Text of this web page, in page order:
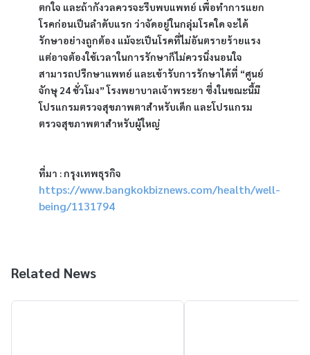
ตกใจ และถ้ากังวลควรจะรีบพบแพทย์ เพื่อทำการแยก
โรคก่อนเป็นลำดับแรก ว่าจัดอยู่ในกลุ่มโรคใด จะได้
รักษาอย่างถูกต้อง แม้จะเป็นโรคที่ไม่อันตรายร้ายแรง
แต่อาจต้องใช้เวลาในการรักษาก็ไม่ควรนิ่งนอนใจ
สามารถปรึกษาแพทย์ และเข้ารับการรักษาได้ที่ “ศูนย์
จักษุ 24 ชั่วโมง” โรงพยาบาลเจ้าพระยา ซึ่งในขณะนี้มี
โปรแกรมตรวจสุขภาพตาสำหรับเด็ก และโปรแกรม
ตรวจสุขภาพตาสำหรับผู้ใหญ่
https://www.bangkokbiznews.com/health/well-
being/1131794
Related News